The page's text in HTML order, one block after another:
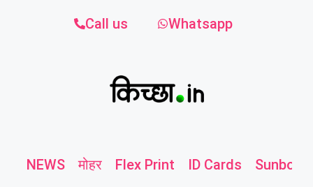
Call us Whatsapp
NEWS मोहर Flex Print ID Cards